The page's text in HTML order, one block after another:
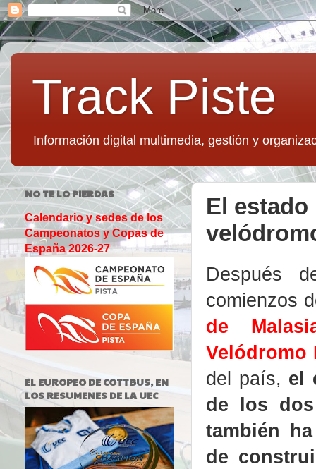
Track Piste
Información digital multimedia, gestión y
El
Después
comienzos
de
Velódromo
del país, el
de los
también
de
NO TE LO PIERDAS
Calendario y sedes de los
Campeonatos y Copas de
España 2026-27
EL EUROPEO DE COTTBUS, EN
LOS RESUMENES DE LA UEC